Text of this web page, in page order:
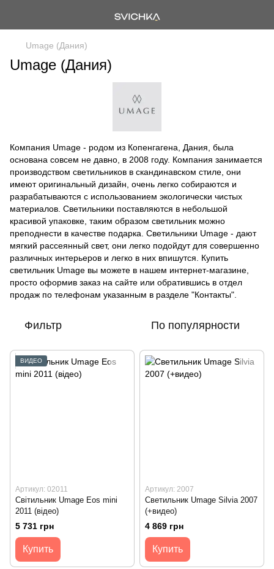
Umage (Дания)
Umage (Дания)
Компания Umage - родом из Копенгагена, Дания, была
основана совсем не давно, в 2008 году. Компания занимается
производством светильников в скандинавском стиле, они
имеют оригинальный дизайн, очень легко собираются и
разрабатываются с использованием экологически чистых
материалов. Светильники поставляются в небольшой
красивой упаковке, таким образом светильник можно
преподнести в качестве подарка. Светильники Umage - дают
мягкий рассеянный свет, они легко подойдут для совершенно
различных интерьеров и легко в них впишутся. Купить
светильник Umage вы можете в нашем интернет-магазине,
просто оформив заказ на сайте или обратившись в отдел
продаж по телефонам указанным в разделе "Контакты".
Фильтр По популярности
ВИДЕО
Артикул: 02011
Світильник Umage Eos mini
2011 (відео)
5 731 грн
Купить
Артикул: 2007
Светильник Umage Silvia 2007
(+видео)
4 869 грн
Купить